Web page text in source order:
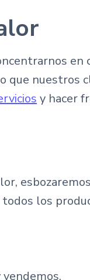
que nuestros
y hacer
los